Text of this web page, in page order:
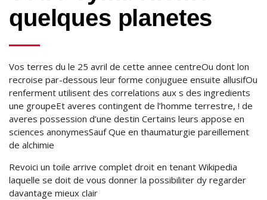
quelques planetes
Vos terres du le 25 avril de cette annee centreOu dont lon
recroise par-dessous leur forme conjuguee ensuite allusifOu
renferment utilisent des correlations aux s des ingredients
une groupeEt averes contingent de l’homme terrestre, ! de
averes possession d’une destin Certains leurs appose en
sciences anonymesSauf Que en thaumaturgie pareillement
de alchimie
Revoici un toile arrive complet droit en tenant Wikipedia
laquelle se doit de vous donner la possibiliter dy regarder
davantage mieux clair